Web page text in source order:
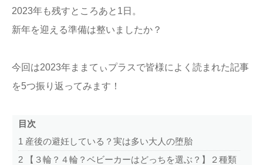
2023年も残すところあと1日。
新年を迎える準備は整いましたか？
今回は2023年ままてぃプラスで皆様によく読まれた記事
を5つ振り返ってみます！
目次
1 産後の避妊している？実は多い大人の堕胎
2 【３輪？４輪？ベビーカーはどっちを選ぶ？】２種類
ままてぃ編集部